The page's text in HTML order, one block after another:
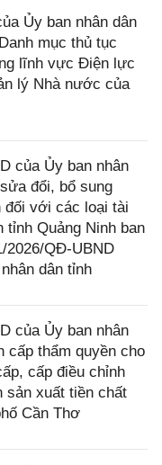
Ủy ban nhân dân
mục thủ tục
lĩnh vực Điện lực
lý Nhà nước của
của Ủy ban nhân
đổi, bổ sung
đối với các loại tài
tỉnh Quảng Ninh ban
2026/QĐ-UBND
dân tỉnh
của Ủy ban nhân
cấp thẩm quyền cho
cấp điều chỉnh
sản xuất tiền chất
Cần Thơ